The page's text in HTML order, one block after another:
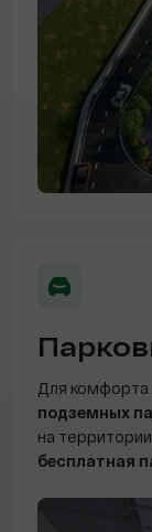
Для
подземных
на
бесплатная